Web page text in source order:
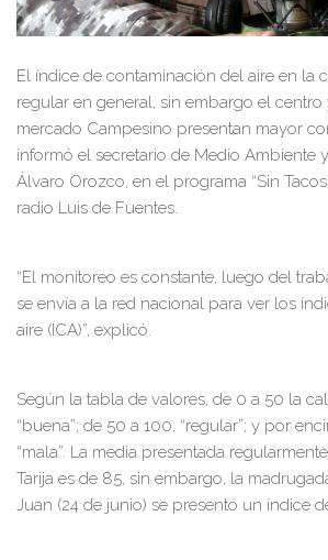
El índice de contaminación del aire en la
regular en general, sin embargo el
mercado Campesino presentan mayor
informó el secretario de Medio Ambiente
Álvaro Orozco, en el programa “Sin
radio Luis de Fuentes.
“El monitoreo es constante, luego del
se envía a la red nacional para ver los
aire (ICA)”, explicó.
Según la tabla de valores, de 0 a 50 la
“buena”; de 50 a 100, “regular”; y por
“mala”. La media presentada
Tarija es de 85, sin embargo, la
Juan (24 de junio) se presentó un índice